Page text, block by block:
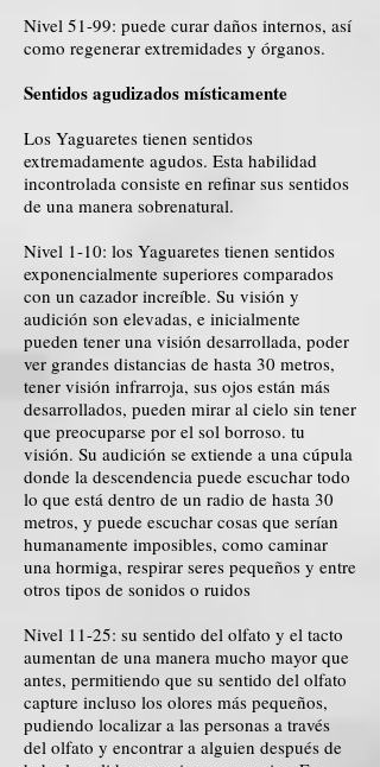
Nivel 51-99: puede curar daños internos, así
como regenerar extremidades y órganos.
Sentidos agudizados místicamente
Los Yaguaretes tienen sentidos
extremadamente agudos. Esta habilidad
incontrolada consiste en refinar sus sentidos
de una manera sobrenatural.
Nivel 1-10: los Yaguaretes tienen sentidos
exponencialmente superiores comparados
con un cazador increíble. Su visión y
audición son elevadas, e inicialmente
pueden tener una visión desarrollada, poder
ver grandes distancias de hasta 30 metros,
tener visión infrarroja, sus ojos están más
desarrollados, pueden mirar al cielo sin tener
que preocuparse por el sol borroso. tu
visión. Su audición se extiende a una cúpula
donde la descendencia puede escuchar todo
lo que está dentro de un radio de hasta 30
metros, y puede escuchar cosas que serían
humanamente imposibles, como caminar
una hormiga, respirar seres pequeños y entre
otros tipos de sonidos o ruidos
Nivel 11-25: su sentido del olfato y el tacto
aumentan de una manera mucho mayor que
antes, permitiendo que su sentido del olfato
capture incluso los olores más pequeños,
pudiendo localizar a las personas a través
del olfato y encontrar a alguien después de